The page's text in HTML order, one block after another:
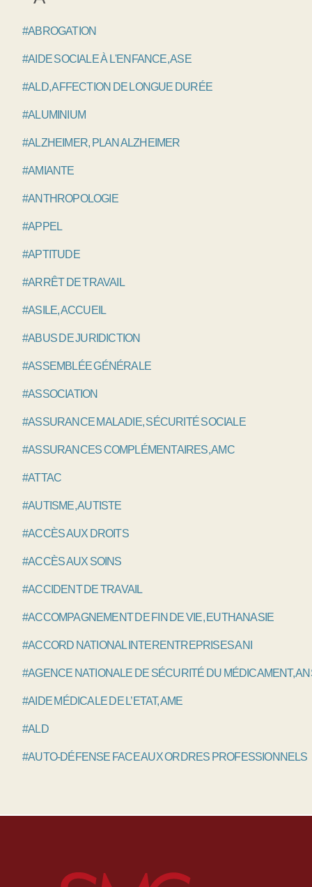
#ABROGATION
#AIDE SOCIALE À L'ENFANCE, ASE
#ALD, AFFECTION DE LONGUE DURÉE
#ALUMINIUM
#ALZHEIMER, PLAN ALZHEIMER
#AMIANTE
#ANTHROPOLOGIE
#APPEL
#APTITUDE
#ARRÊT DE TRAVAIL
#ASILE, ACCUEIL
#ABUS DE JURIDICTION
#ASSEMBLÉE GÉNÉRALE
#ASSOCIATION
#ASSURANCE MALADIE, SÉCURITÉ SOCIALE
#ASSURANCES COMPLÉMENTAIRES, AMC
#ATTAC
#AUTISME, AUTISTE
#ACCÈS AUX DROITS
#ACCÈS AUX SOINS
#ACCIDENT DE TRAVAIL
#ACCOMPAGNEMENT DE FIN DE VIE, EUTHANASIE
#ACCORD NATIONAL INTERENTREPRISES ANI
#AGENCE NATIONALE DE SÉCURITÉ DU MÉDICAMENT,
#AIDE MÉDICALE DE L’ETAT, AME
#ALD
#AUTO-DÉFENSE FACE AUX ORDRES PROFESSIONNELS